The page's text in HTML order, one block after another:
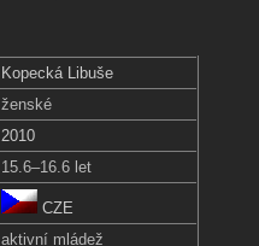
Kopecká Libuše
ženské
2010
15.6–16.6 let
CZE
aktivní mládež